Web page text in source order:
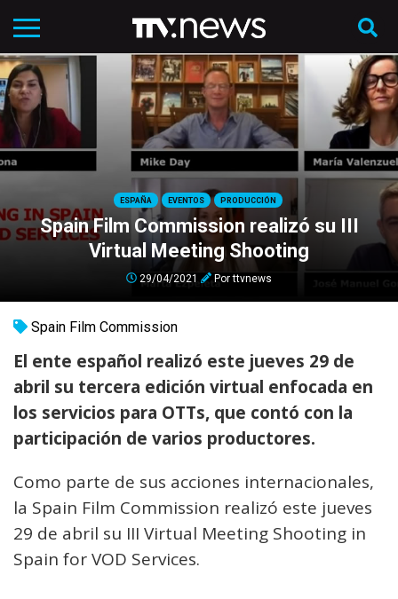
ESPAÑA EVENTOS PRODUCCIÓN
Spain Film Commission realizó su III
Virtual Meeting Shooting
29/04/2021 Porttvnews
Spain Film Commission
El ente español realizó este jueves 29 de
abril su tercera edición virtual enfocada en
los servicios para OTTs, que contó con la
participación de varios productores.
Como parte de sus acciones internacionales,
la Spain Film Commission realizó este jueves
29 de abril su III Virtual Meeting Shooting in
Spain for VOD Services.